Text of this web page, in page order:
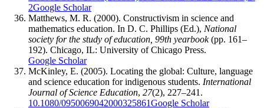
2Google Scholar
Matthews, M. R. (2000). Constructivism in science and
mathematics education. In D. C. Phillips (Ed.), National
society for the study of education, 99th yearbook(pp. 161–
192). Chicago, IL: University of Chicago Press.
Google Scholar
McKinley, E. (2005). Locating the global: Culture, language
and science education for indigenous students. International
Journal of Science Education, 27(2), 227–241.
10.1080/0950069042000325861Google Scholar